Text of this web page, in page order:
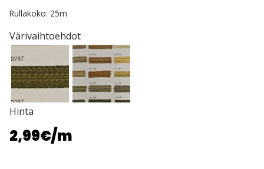
Rullakoko: 25m
Värivaihtoehdot
Hinta
2,99€/m